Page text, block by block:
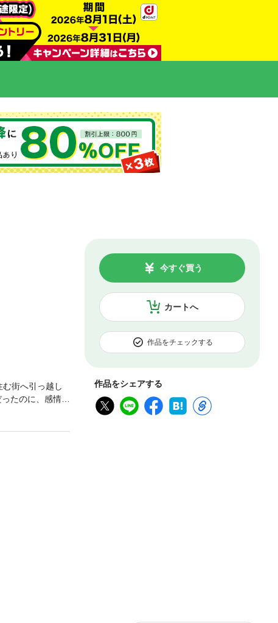
カートへ
今すぐ買う
作品をチェックする
作品をシェアする
街へ引っ越し
たのに、感情は
話。